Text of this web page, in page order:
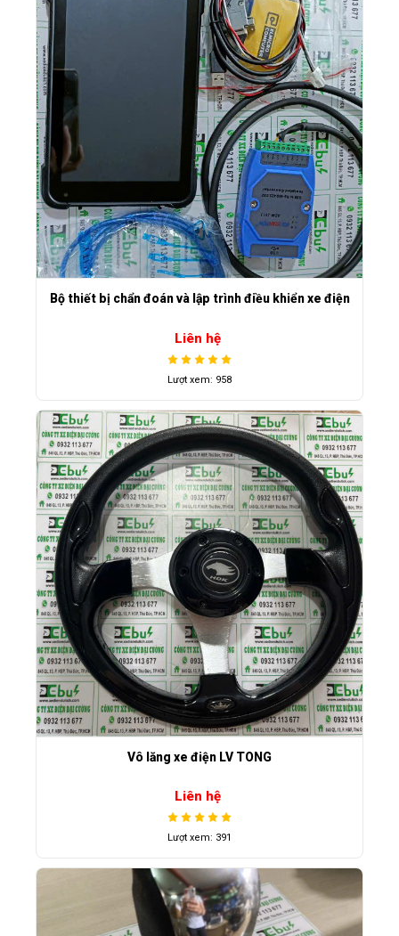
Bộ thiết bị chẩn đoán và lập trình điều khiển xe điện
Liên hệ
Lượt xem: 958
Vô lăng xe điện LV TONG
Liên hệ
Lượt xem: 391